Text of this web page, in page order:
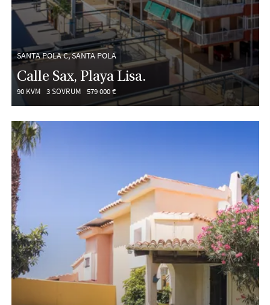
SANTA POLA C, SANTA POLA
Calle Sax, Playa Lisa.
90 KVM 3 SOVRUM 579 000 €